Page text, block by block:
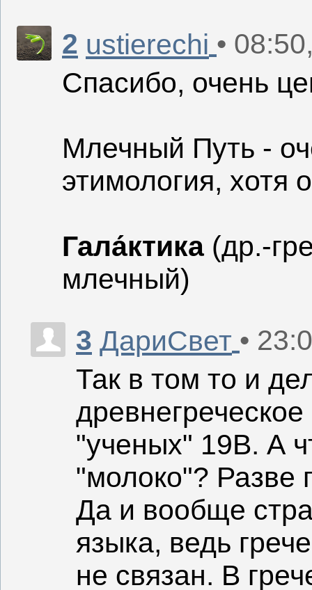
2 ustierechi •
Спасибо, очень
Млечный Путь -
этимология, хотя
Гала́ктика (др.-
млечный)
3 ДариСвет •
Так в том то и
"ученых" 19В. А
"молоко"? Разве
Да и вообще
языка, ведь
не связан. В